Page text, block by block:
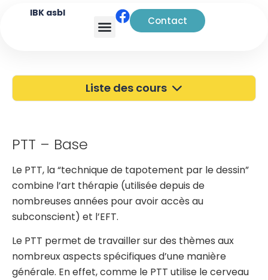
IBK asbl
Contact
Liste des cours
Portes Ouvertes
Atelier à Bruxelles
Découverte
Kinésiologie
Pratiques supervisées – Examens
EFT et Tapping
PTT – Base
Le PTT, la “technique de tapotement par le dessin”
combine l’art thérapie (utilisée depuis de
nombreuses années pour avoir accès au
subconscient) et l’EFT.
Le PTT permet de travailler sur des thèmes aux
nombreux aspects spécifiques d’une manière
générale. En effet, comme le PTT utilise le cerveau